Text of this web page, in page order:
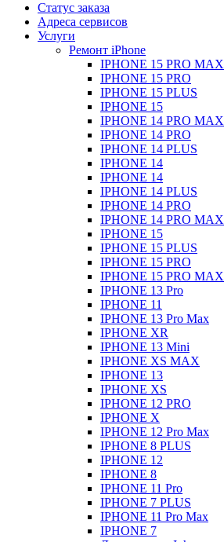
Статус заказа
Адреса сервисов
Услуги
Ремонт iPhone
IPHONE 15 PRO MAX
IPHONE 15 PRO
IPHONE 15 PLUS
IPHONE 15
IPHONE 14 PRO MAX
IPHONE 14 PRO
IPHONE 14 PLUS
IPHONE 14
IPHONE 14
IPHONE 14 PLUS
IPHONE 14 PRO
IPHONE 14 PRO MAX
IPHONE 15
IPHONE 15 PLUS
IPHONE 15 PRO
IPHONE 15 PRO MAX
IPHONE 13 Pro
IPHONE 11
IPHONE 13 Pro Max
IPHONE XR
IPHONE 13 Mini
IPHONE XS MAX
IPHONE 13
IPHONE XS
IPHONE 12 PRO
IPHONE X
IPHONE 12 Pro Max
IPHONE 8 PLUS
IPHONE 12
IPHONE 8
IPHONE 11 Pro
IPHONE 7 PLUS
IPHONE 11 Pro Max
IPHONE 7